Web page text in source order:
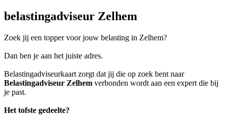
belastingadviseur Zelhem
Zoek jij een topper voor jouw belasting in Zelhem?
Dan ben je aan het juiste adres.
Belastingadviseurkaart zorgt dat jij die op zoek bent naar
Belastingadviseur Zelhem verbonden wordt aan een expert die bij
je past.
Het tofste gedeelte?